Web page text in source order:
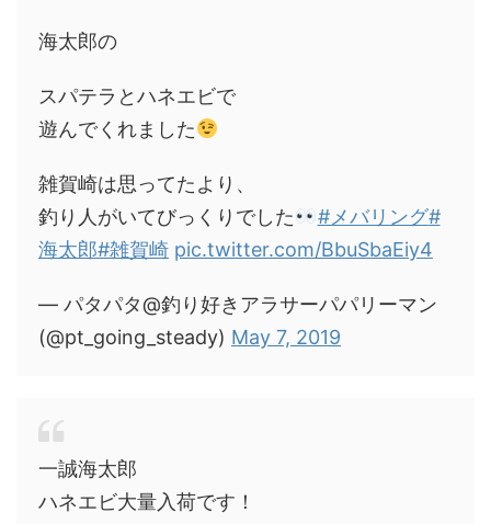
海太郎の
スパテラとハネエビで
遊んでくれました
雑賀崎は思ってたより、
釣り人がいてびっくりでした
#メバリング#
海太郎#雑賀崎 pic.twitter.com/BbuSbaEiy4
— パタパタ@釣り好きアラサーパパリーマン
(@pt_going_steady) May 7, 2019
一誠海太郎
ハネエビ大量入荷です！